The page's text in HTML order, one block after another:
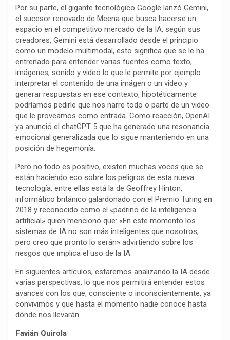
Por su parte, el gigante tecnológico Google lanzó Gemini,
el sucesor renovado de Meena que busca hacerse un
espacio en el competitivo mercado de la IA, según sus
creadores, Gemini está desarrollado desde el principio
como un modelo multimodal, esto significa que se le ha
entrenado para entender varias fuentes como texto,
imágenes, sonido y video lo que le permite por ejemplo
interpretar el contenido de una imágen o un video y
generar respuestas en ese contexto, hipotéticamente
podríamos pedirle que nos narre todo o parte de un video
que le proveamos como entrada. Como reacción, OpenAI
ya anunció el chatGPT 5 que ha generado una resonancia
emocional generalizada que lo sigue manteniendo en una
posición de hegemonía.
Pero no todo es positivo, existen muchas voces que se
están haciendo eco sobre los peligros de esta nueva
tecnología, entre ellas está la de Geoffrey Hinton,
informático británico galardonado con el Premio Turing en
2018 y reconocido como el «padrino de la inteligencia
artificial» quien mencionó que: «En este momento los
sistemas de IA no son más inteligentes que nosotros,
pero creo que pronto lo serán» advirtiendo sobre los
riesgos que implica el uso de la IA.
En siguientes artículos, estaremos analizando la IA desde
varias perspectivas, lo que nos permitirá entender estos
avances con los que, consciente o inconscientemente, ya
convivimos y que hasta el momento nadie conoce hasta
dónde nos llevarán.
Favián Quirola